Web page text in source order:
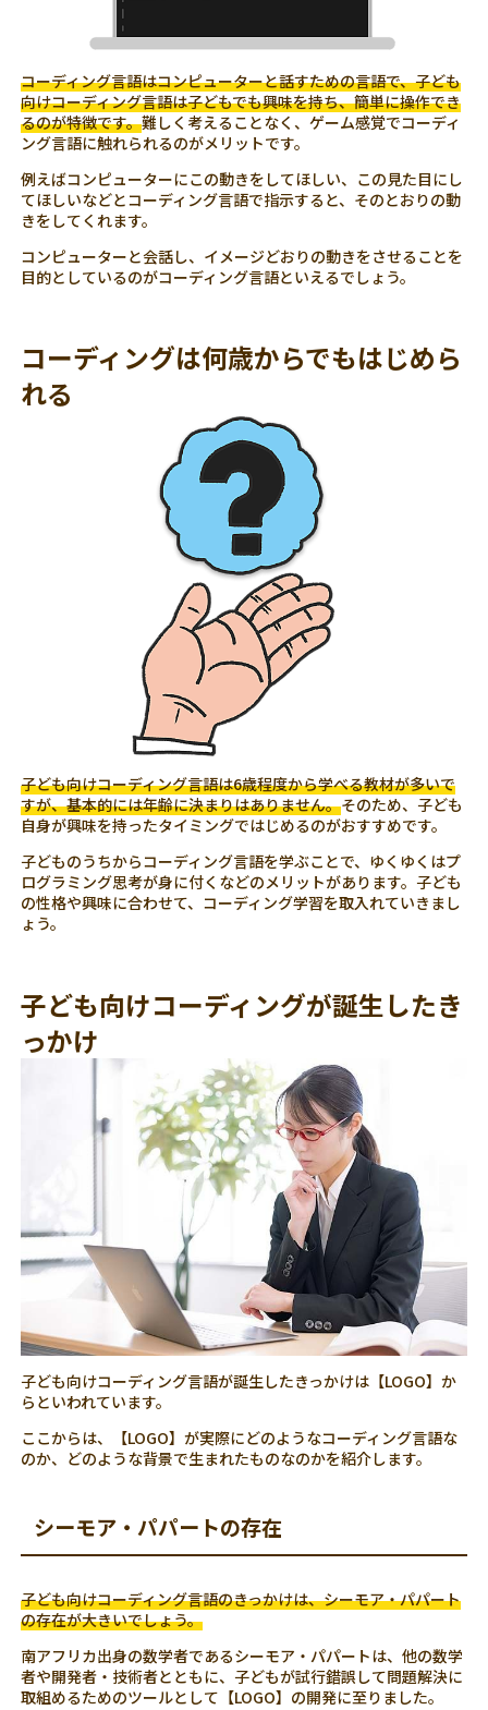
コーディング言語はコンピューターと話すための言語で、子ども
向けコーディング言語は子どもでも興味を持ち、簡単に操作でき
るのが特徴です。難しく考えることなく、ゲーム感覚でコーディ
ング言語に触れられるのがメリットです。
例えばコンピューターにこの動きをしてほしい、この見た目にし
てほしいなどとコーディング言語で指示すると、そのとおりの動
きをしてくれます。
コンピューターと会話し、イメージどおりの動きをさせることを
目的としているのがコーディング言語といえるでしょう。
コーディングは何歳からでもはじめら
れる
子ども向けコーディング言語は6歳程度から学べる教材が多いで
すが、基本的には年齢に決まりはありません。そのため、子ども
自身が興味を持ったタイミングではじめるのがおすすめです。
子どものうちからコーディング言語を学ぶことで、ゆくゆくはプ
ログラミング思考が身に付くなどのメリットがあります。子ども
の性格や興味に合わせて、コーディング学習を取入れていきまし
ょう。
子ども向けコーディングが誕生したき
っかけ
子ども向けコーディング言語が誕生したきっかけは【LOGO】か
らといわれています。
ここからは、【LOGO】が実際にどのようなコーディング言語な
のか、どのような背景で生まれたものなのかを紹介します。
シーモア・パパートの存在
子ども向けコーディング言語のきっかけは、シーモア・パパート
の存在が大きいでしょう。
南アフリカ出身の数学者であるシーモア・パパートは、他の数学
者や開発者・技術者とともに、子どもが試行錯誤して問題解決に
取組めるためのツールとして【LOGO】の開発に至りました。